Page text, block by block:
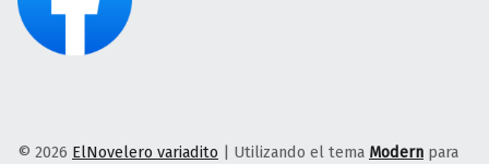
© 2026 ElNovelero variadito Utilizando el tema Modern para